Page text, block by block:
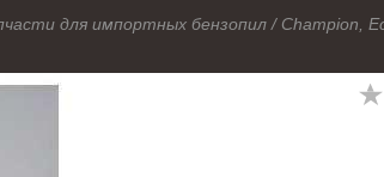
для импортных бензопил/ Champion,